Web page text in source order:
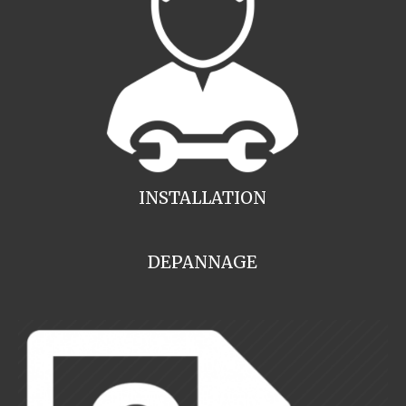
INSTALLATION
DEPANNAGE